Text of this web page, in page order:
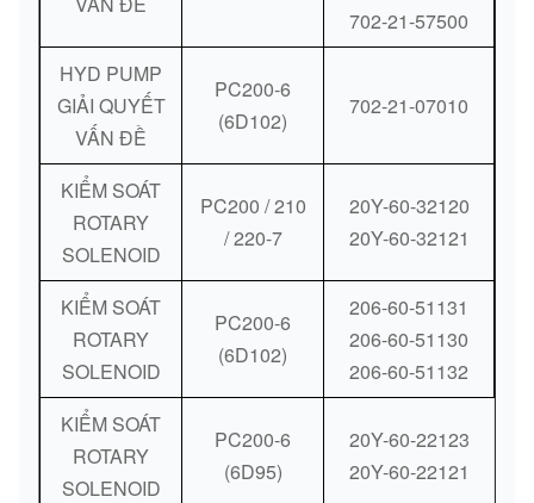
702-21-57500
HYD PUMP
GIẢI QUYẾT
VẤN ĐỀ
PC200-6
(6D102)
702-21-07010
KIỂM SOÁT
ROTARY
SOLENOID
PC200 / 210
/ 220-7
20Y-60-32120
20Y-60-32121
KIỂM SOÁT
ROTARY
SOLENOID
PC200-6
(6D102)
206-60-51131
206-60-51130
206-60-51132
KIỂM SOÁT
ROTARY
SOLENOID
PC200-6
(6D95)
20Y-60-22123
20Y-60-22121